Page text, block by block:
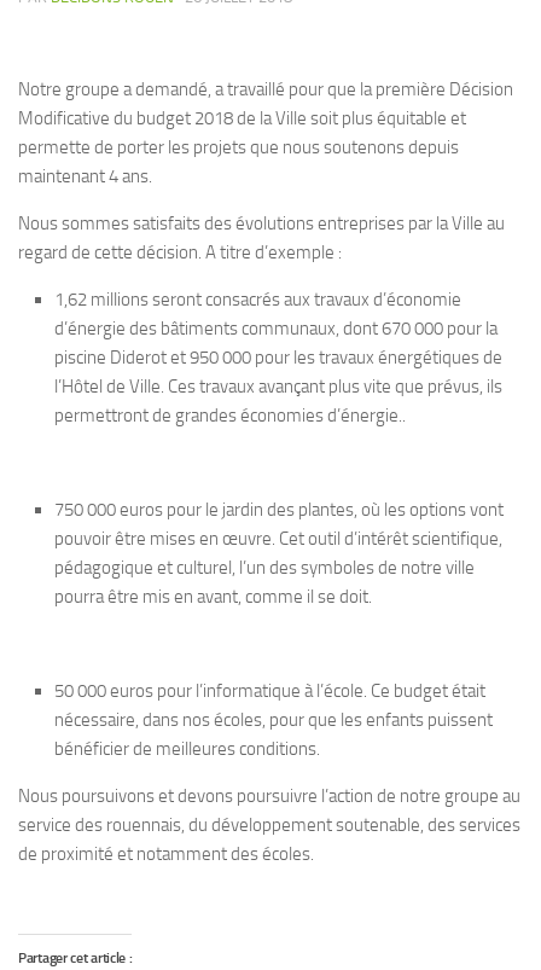
FINANCES
JEUNESSE & ECOLES
SANTE ENVIRONNEMENT
SECURITE
TRANSPORTS
VIVRE ENSEMBLE
Vidéos
CLIP DE CAMPAGNE
Vos Elu-es
Nous contacter
Notre groupe a demandé, a travaillé pour que la première Décision
Modificative du budget 2018 de la Ville soit plus équitable et
permette de porter les projets que nous soutenons depuis
maintenant 4 ans.
Nous sommes satisfaits des évolutions entreprises par la Ville au
regard de cette décision. A titre d’exemple :
1,62 millions seront consacrés aux travaux d’économie
d’énergie des bâtiments communaux, dont 670 000 pour la
piscine Diderot et 950 000 pour les travaux énergétiques de
l’Hôtel de Ville. Ces travaux avançant plus vite que prévus, ils
permettront de grandes économies d’énergie..
750 000 euros pour le jardin des plantes, où les options vont
pouvoir être mises en œuvre. Cet outil d’intérêt scientifique,
pédagogique et culturel, l’un des symboles de notre ville
pourra être mis en avant, comme il se doit.
50 000 euros pour l’informatique à l’école. Ce budget était
nécessaire, dans nos écoles, pour que les enfants puissent
bénéficier de meilleures conditions.
Nous poursuivons et devons poursuivre l’action de notre groupe au
service des rouennais, du développement soutenable, des services
de proximité et notamment des écoles.
Partager cet article :